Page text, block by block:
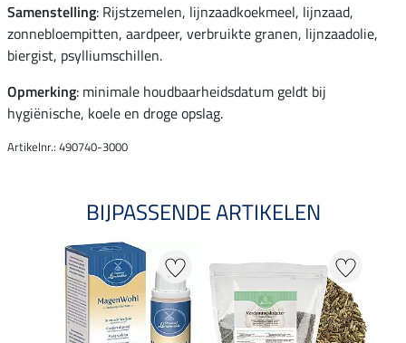
Samenstelling: Rijstzemelen, lijnzaadkoekmeel, lijnzaad,
zonnebloempitten, aardpeer, verbruikte granen, lijnzaadolie,
biergist, psylliumschillen.
Opmerking: minimale houdbaarheidsdatum geldt bij
hygiënische, koele en droge opslag.
Artikelnr.: 490740-3000
BIJPASSENDE ARTIKELEN